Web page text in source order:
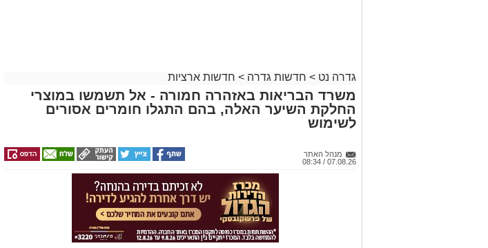
ניסיון בפיתוח הדרכה ועמידה מול קהל.
יכולת לפיתוח והפקת פרויקטים מיוחדים ואירועי תוכן.
חשיבה עצמאית ורב־תחומית.
יחסי אנוש מצוינים, יוזמה ויצירתיות.
במוזיאון מציינים כי הם מחפשים מועמד או מועמדת בעלי "ראש מלא ברעיונות",
שיצטרפו להובלת הפעילות החינוכית והקהילתית של אחד ממוסדות התרבות
לפרטים המלאים ולהגשת מועמדות ניתן להיכנס לעמוד הדרושים של
החברה העירונית:
להגשת מועמדות לחצו כאן
גדרה נט > חדשות גדרה > חדשות ארציות
משרד הבריאות באזהרה חמורה - אל תשמשו במוצרי
החלקת השיער האלה, בהם התגלו חומרים אסורים
לשימוש
מנהל האתר
07.08.26 / 08:34